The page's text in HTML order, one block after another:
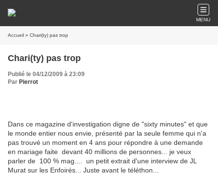
MENU
Accueil » Chari(ty) pas trop
Chari(ty) pas trop
Publié le 04/12/2009 à 23:09
Par Pierrot
Dans ce magazine d'investigation digne de "sixty minutes" et que
le monde entier nous envie, présenté par la seule femme qui n'a
pas trouvé un moment en 4 ans pour répondre à une demande
en mariage faite devant 40 millions de personnes... je veux
parler de 100 % mag.... un petit extrait d'une interview de JL
Murat sur les Enfoirés... Juste avant le téléthon...